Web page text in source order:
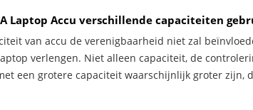
Laptop Accu verschillende capaciteiten
van accu de verenigbaarheid niet zal
verlengen. Niet alleen capaciteit, de
een grotere capaciteit waarschijnlijk groter zijn,